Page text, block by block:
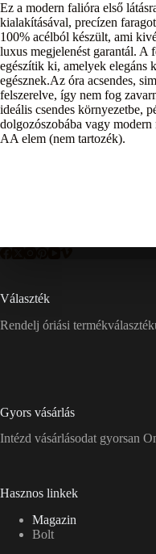
Ez a modern falióra első
kialakításával, precízen
100% acélból készült, ami
luxus megjelenést garantál. A
egészítik ki, amelyek elegáns
egésznek.Az óra acsendes,
felszerelve, így nem fog
ideális csendes környezetbe,
dolgozószobába vagy
AA elem (nem tartozék).
Választék
Rendelj óriási
Gyors vásárlás
Intézd vásárlásodat gyorsan
Hasznos linkek
Magazin
Bolt